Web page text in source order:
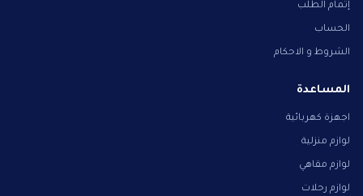
إتمام الطلب
الحساب
الشروط و الاحكام
المساعدة
اجهزة كهربائية
لوازم منزلية
لوازم مقاهي
لوازم رحلات